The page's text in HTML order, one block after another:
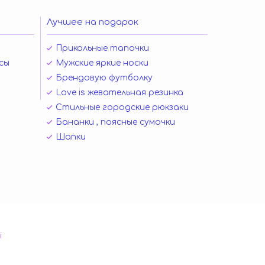
Лучшее на подарок
Прикольные тапочки
Мужские яркие носки
Брендовую футболку
Love is жевательная резинка
Стильные городские рюкзаки
Бананки , поясные сумочки
Шапки